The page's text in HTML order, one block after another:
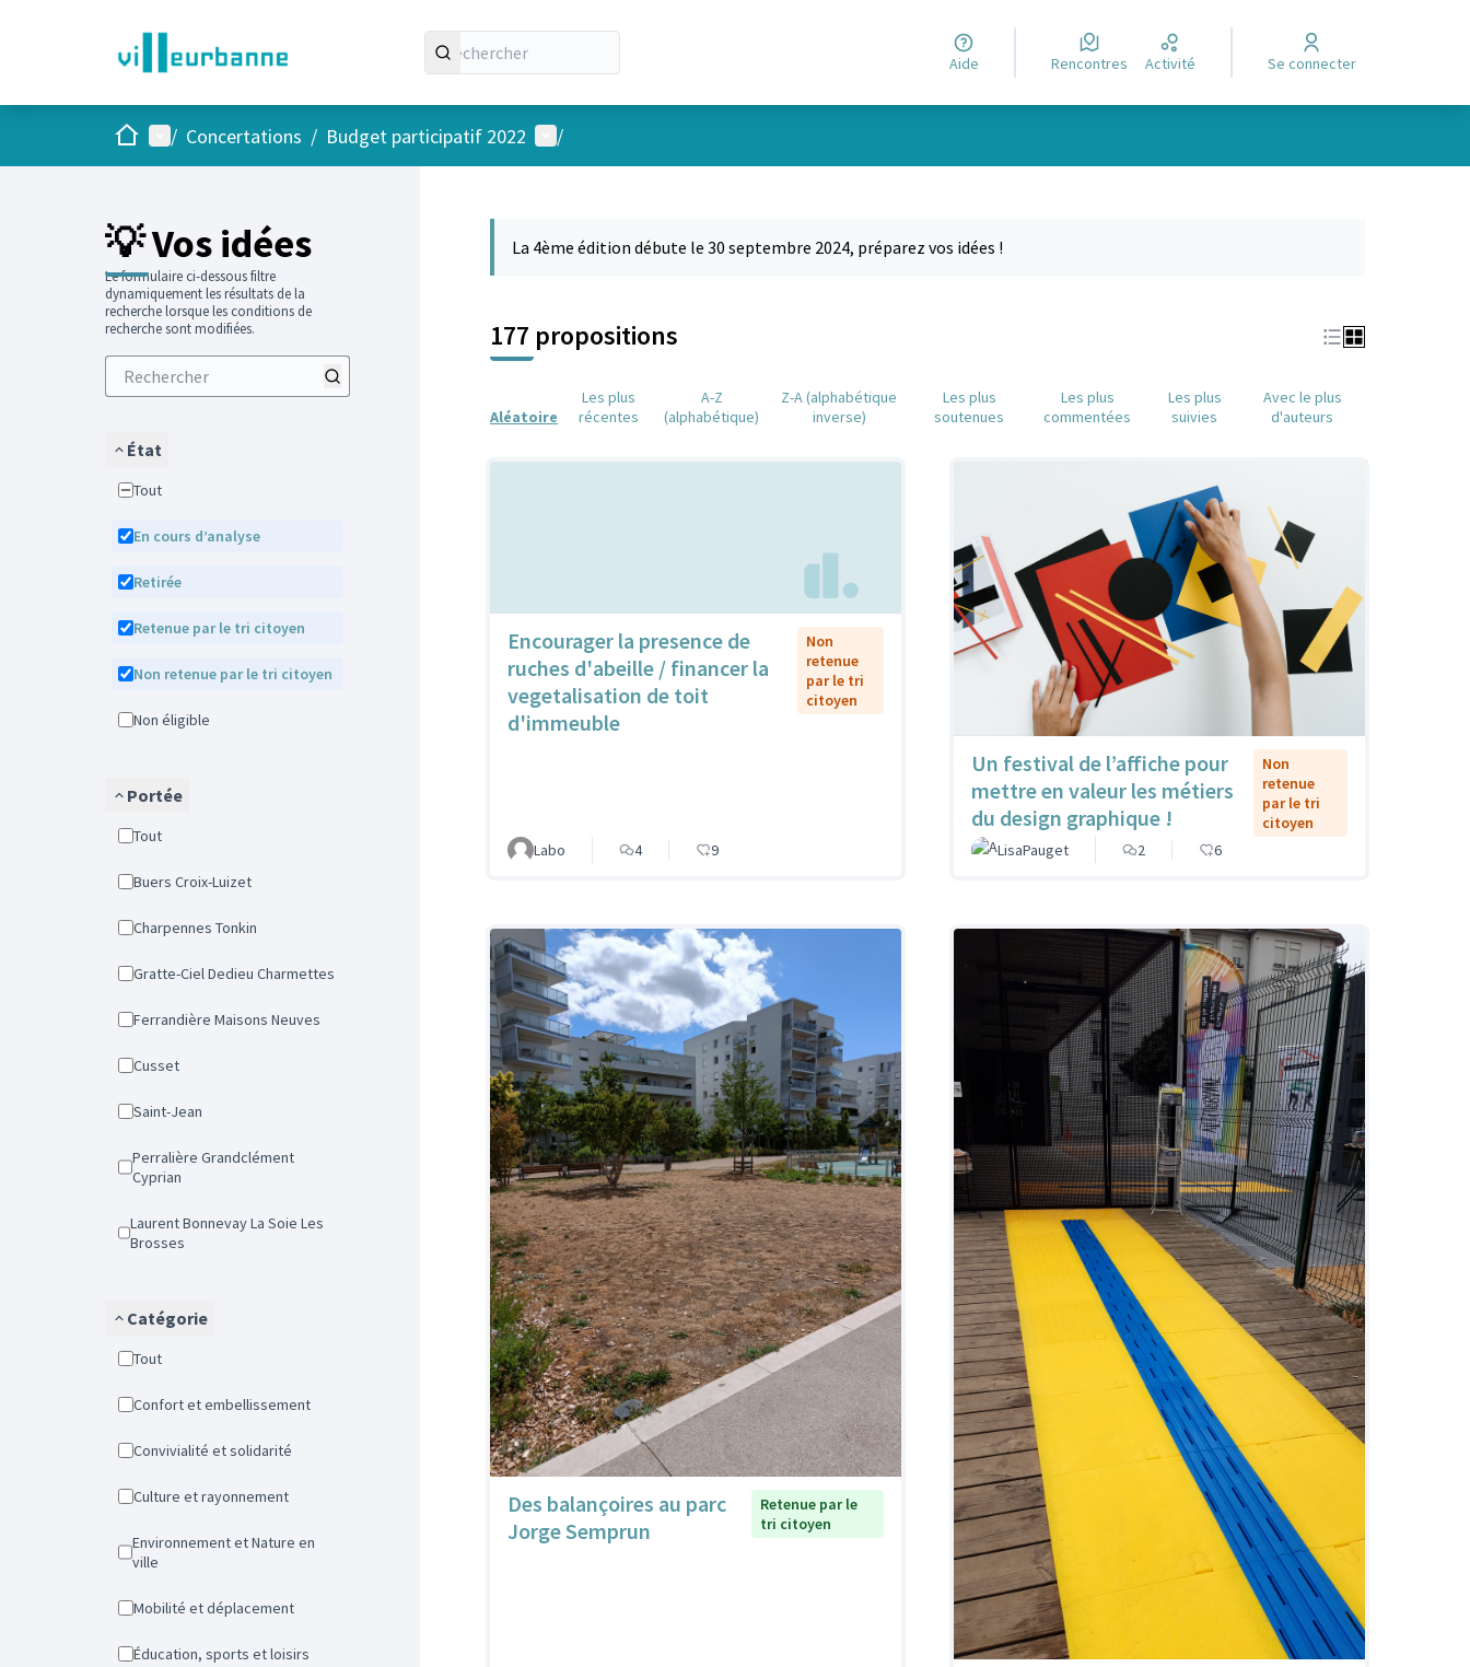
Aide Rencontres Activité Se connecter
AccueilMenu principal
/ Concertations / Budget participatif 2022 Menu utilisateur
/
💡 Vos idées
Le formulaire ci-dessous filtre
dynamiquement les résultats de la
recherche lorsque les conditions de
recherche sont modifiées.
État
Tout
En cours d’analyse
Retirée
Retenue par le tri citoyen
Non retenue par le tri citoyen
Non éligible
Portée
Tout
Buers Croix-Luizet
Charpennes Tonkin
Gratte-Ciel Dedieu Charmettes
Ferrandière Maisons Neuves
Cusset
Saint-Jean
Perralière Grandclément
Cyprian
Laurent Bonnevay La Soie Les
Brosses
Catégorie
Tout
Confort et embellissement
Convivialité et solidarité
Culture et rayonnement
Environnement et Nature en
ville
Mobilité et déplacement
Éducation, sports et loisirs
La 4ème édition débute le 30 septembre 2024, préparez vos idées !
177 propositions
Aléatoire
Les plus
récentes
A-Z
(alphabétique)
Z-A (alphabétique
inverse)
Les plus
soutenues
Les plus
commentées
Les plus
suivies
Avec le plus
d'auteurs
Encourager la presence de
ruches d'abeille / financer la
vegetalisation de toit
d'immeuble
Non
retenue
par le tri
citoyen
Labo 4 9
Un festival de l’affiche pour
mettre en valeur les métiers
du design graphique !
Non
retenue
par le tri
citoyen
LisaPauget
2 6
Des balançoires au parc
Jorge Semprun
Retenue par le
tri citoyen